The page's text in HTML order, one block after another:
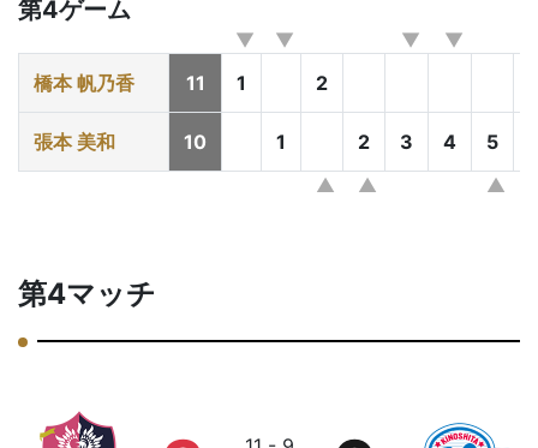
第4ゲーム
橋本 帆乃香 11 1 2
張本 美和 10 1 2 3 4 5
第4マッチ